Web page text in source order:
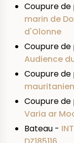
Coupure de
marin de
d'Olonne
Coupure de
Audience
Coupure de
Coupure de
Varia ar
Bateau -